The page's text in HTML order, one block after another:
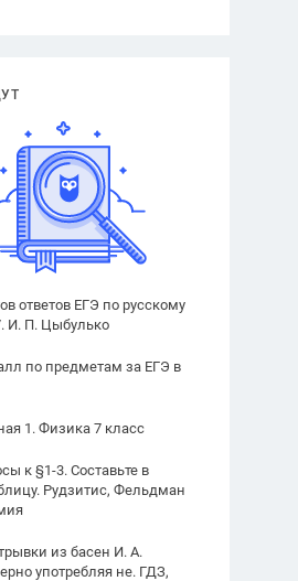
ответов ЕГЭ по русскому
И. П. Цыбулько
по предметам за ЕГЭ в
1. Физика 7 класс
к §1-3. Составьте в
Рудзитис, Фельдман
из басен И. А.
употребляя не. ГДЗ,